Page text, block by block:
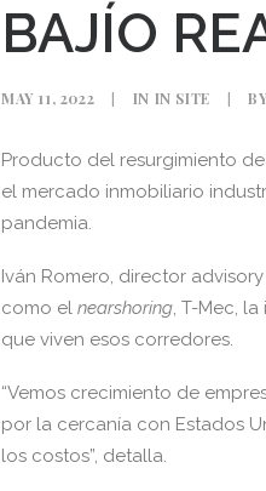
BAJÍO
MAY 11, 2022 | IN IN SITE | BY
Producto del resurgimiento
el mercado inmobiliario
pandemia.
Iván Romero, director
como el nearshoring, T-Mec,
que viven esos corredores.
“Vemos crecimiento de
por la cercanía con Estados
los costos”, detalla.